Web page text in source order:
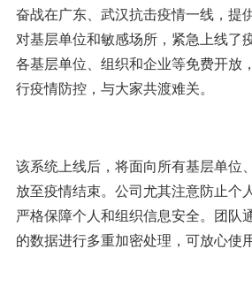
奋战在广东、武汉抗击疫情一线，提
对基层单位和敏感场所，紧急上线了
各基层单位、组织和企业等免费开放
行疫情防控，与大家共渡难关。
该系统上线后，将面向所有基层单位
放至疫情结束。公司尤其注意防止个
严格保障个人和组织信息安全。团队
的数据进行多重加密处理，可放心使用